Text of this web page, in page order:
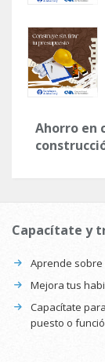
Ahorro en
Capacítate y
Aprende sobre
Mejora tus
Capacítate
puesto o